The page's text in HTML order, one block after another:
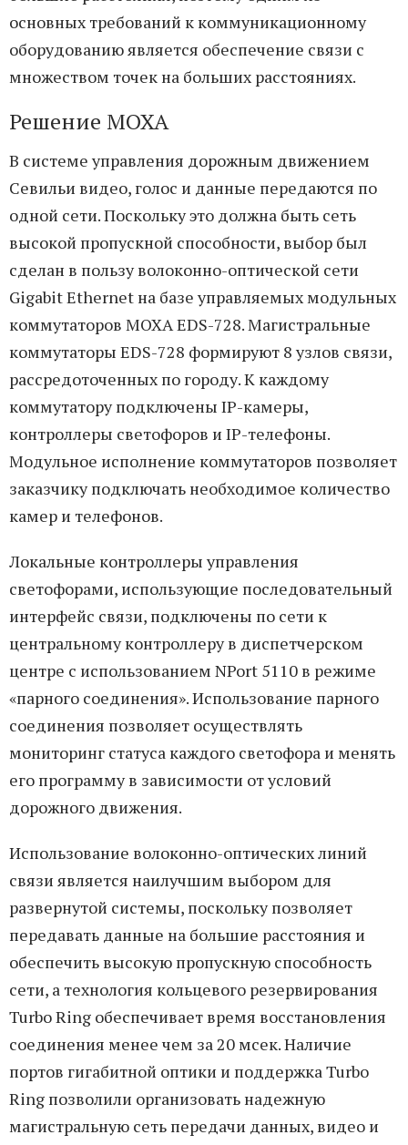
основных требований к коммуникационному
оборудованию является обеспечение связи с
множеством точек на больших расстояниях.
Решение MOXA
В системе управления дорожным движением
Севильи видео, голос и данные передаются по
одной сети. Поскольку это должна быть сеть
высокой пропускной способности, выбор был
сделан в пользу волоконно-оптической сети
Gigabit Ethernet на базе управляемых модульных
коммутаторов MOXA EDS-728. Магистральные
коммутаторы EDS-728 формируют 8 узлов связи,
рассредоточенных по городу. К каждому
коммутатору подключены IP-камеры,
контроллеры светофоров и IP-телефоны.
Модульное исполнение коммутаторов позволяет
заказчику подключать необходимое количество
камер и телефонов.
Локальные контроллеры управления
светофорами, использующие последовательный
интерфейс связи, подключены по сети к
центральному контроллеру в диспетчерском
центре с использованием NPort 5110 в режиме
«парного соединения». Использование парного
соединения позволяет осуществлять
мониторинг статуса каждого светофора и менять
его программу в зависимости от условий
дорожного движения.
Использование волоконно-оптических линий
связи является наилучшим выбором для
развернутой системы, поскольку позволяет
передавать данные на большие расстояния и
обеспечить высокую пропускную способность
сети, а технология кольцевого резервирования
Turbo Ring обеспечивает время восстановления
соединения менее чем за 20 мсек. Наличие
портов гигабитной оптики и поддержка Turbo
Ring позволили организовать надежную
магистральную сеть передачи данных, видео и